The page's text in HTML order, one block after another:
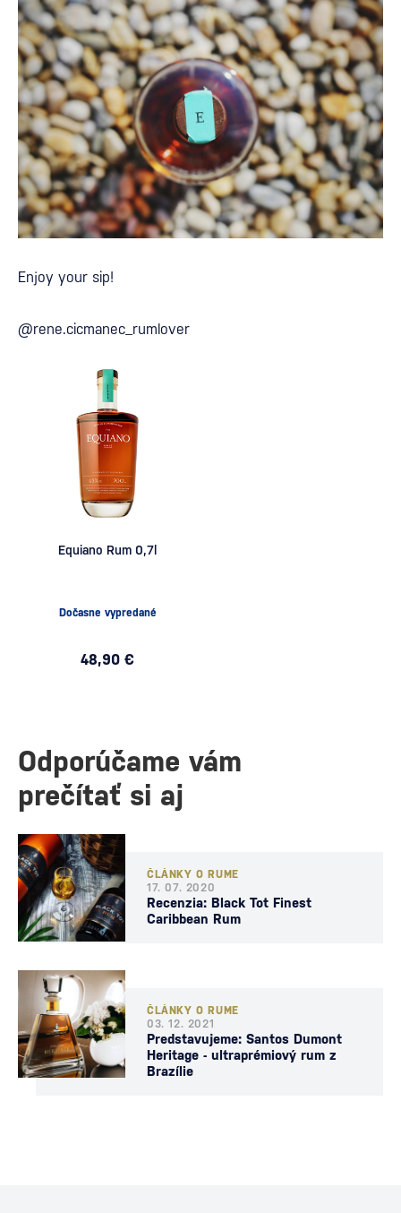
Enjoy your sip!
@rene.cicmanec_rumlover
Equiano Rum 0,7l
Dočasne vypredané
48,90 €
Odporúčame vám
prečítať si aj
ČLÁNKY O RUME
17. 07. 2020
Recenzia: Black Tot Finest
Caribbean Rum
ČLÁNKY O RUME
03. 12. 2021
Predstavujeme: Santos Dumont
Heritage - ultraprémiový rum z
Brazílie